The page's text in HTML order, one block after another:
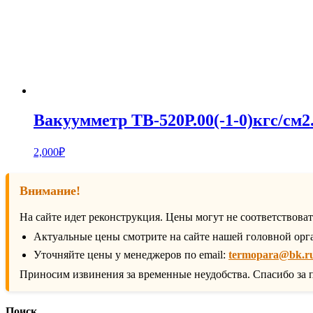
Вакуумметр ТВ-520Р.00(-1-0)кгс/
2,000₽
Внимание!
На сайте идет реконструкция. Цены могут не
Актуальные цены смотрите на сайте нашей головной
Уточняйте цены у менеджеров по email:
Приносим извинения за временные неудобства. Спасибо за